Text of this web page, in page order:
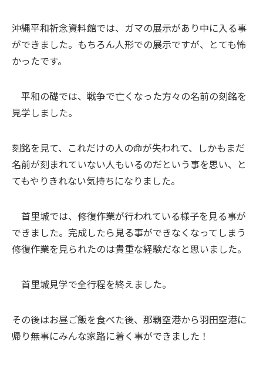
沖縄平和祈念資料館では、ガマの展示があり中に入る事
ができました。もちろん人形での展示ですが、とても怖
かったです。
平和の礎では、戦争で亡くなった方々の名前の刻銘を
見学しました。
刻銘を見て、これだけの人の命が失われて、しかもまだ
名前が刻まれていない人もいるのだという事を思い、と
てもやりきれない気持ちになりました。
首里城では、修復作業が行われている様子を見る事が
できました。完成したら見る事ができなくなってしまう
修復作業を見られたのは貴重な経験だなと思いました。
首里城見学で全行程を終えました。
その後はお昼ご飯を食べた後、那覇空港から羽田空港に
帰り無事にみんな家路に着く事ができました！